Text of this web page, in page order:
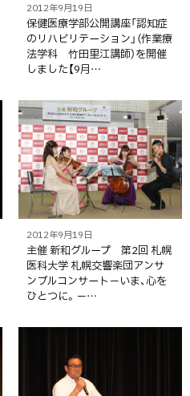
2012年9月19日
保健医療学部公開講座「認知症
のリハビリテーション」（作業療
法学科 竹田里江講師）を開催
しました【9月…
2012年9月19日
主催 新和グループ 第2回 札幌
医科大学 札幌交響楽団アンサ
ンブルコンサート－いま、心を
ひとつに。－…